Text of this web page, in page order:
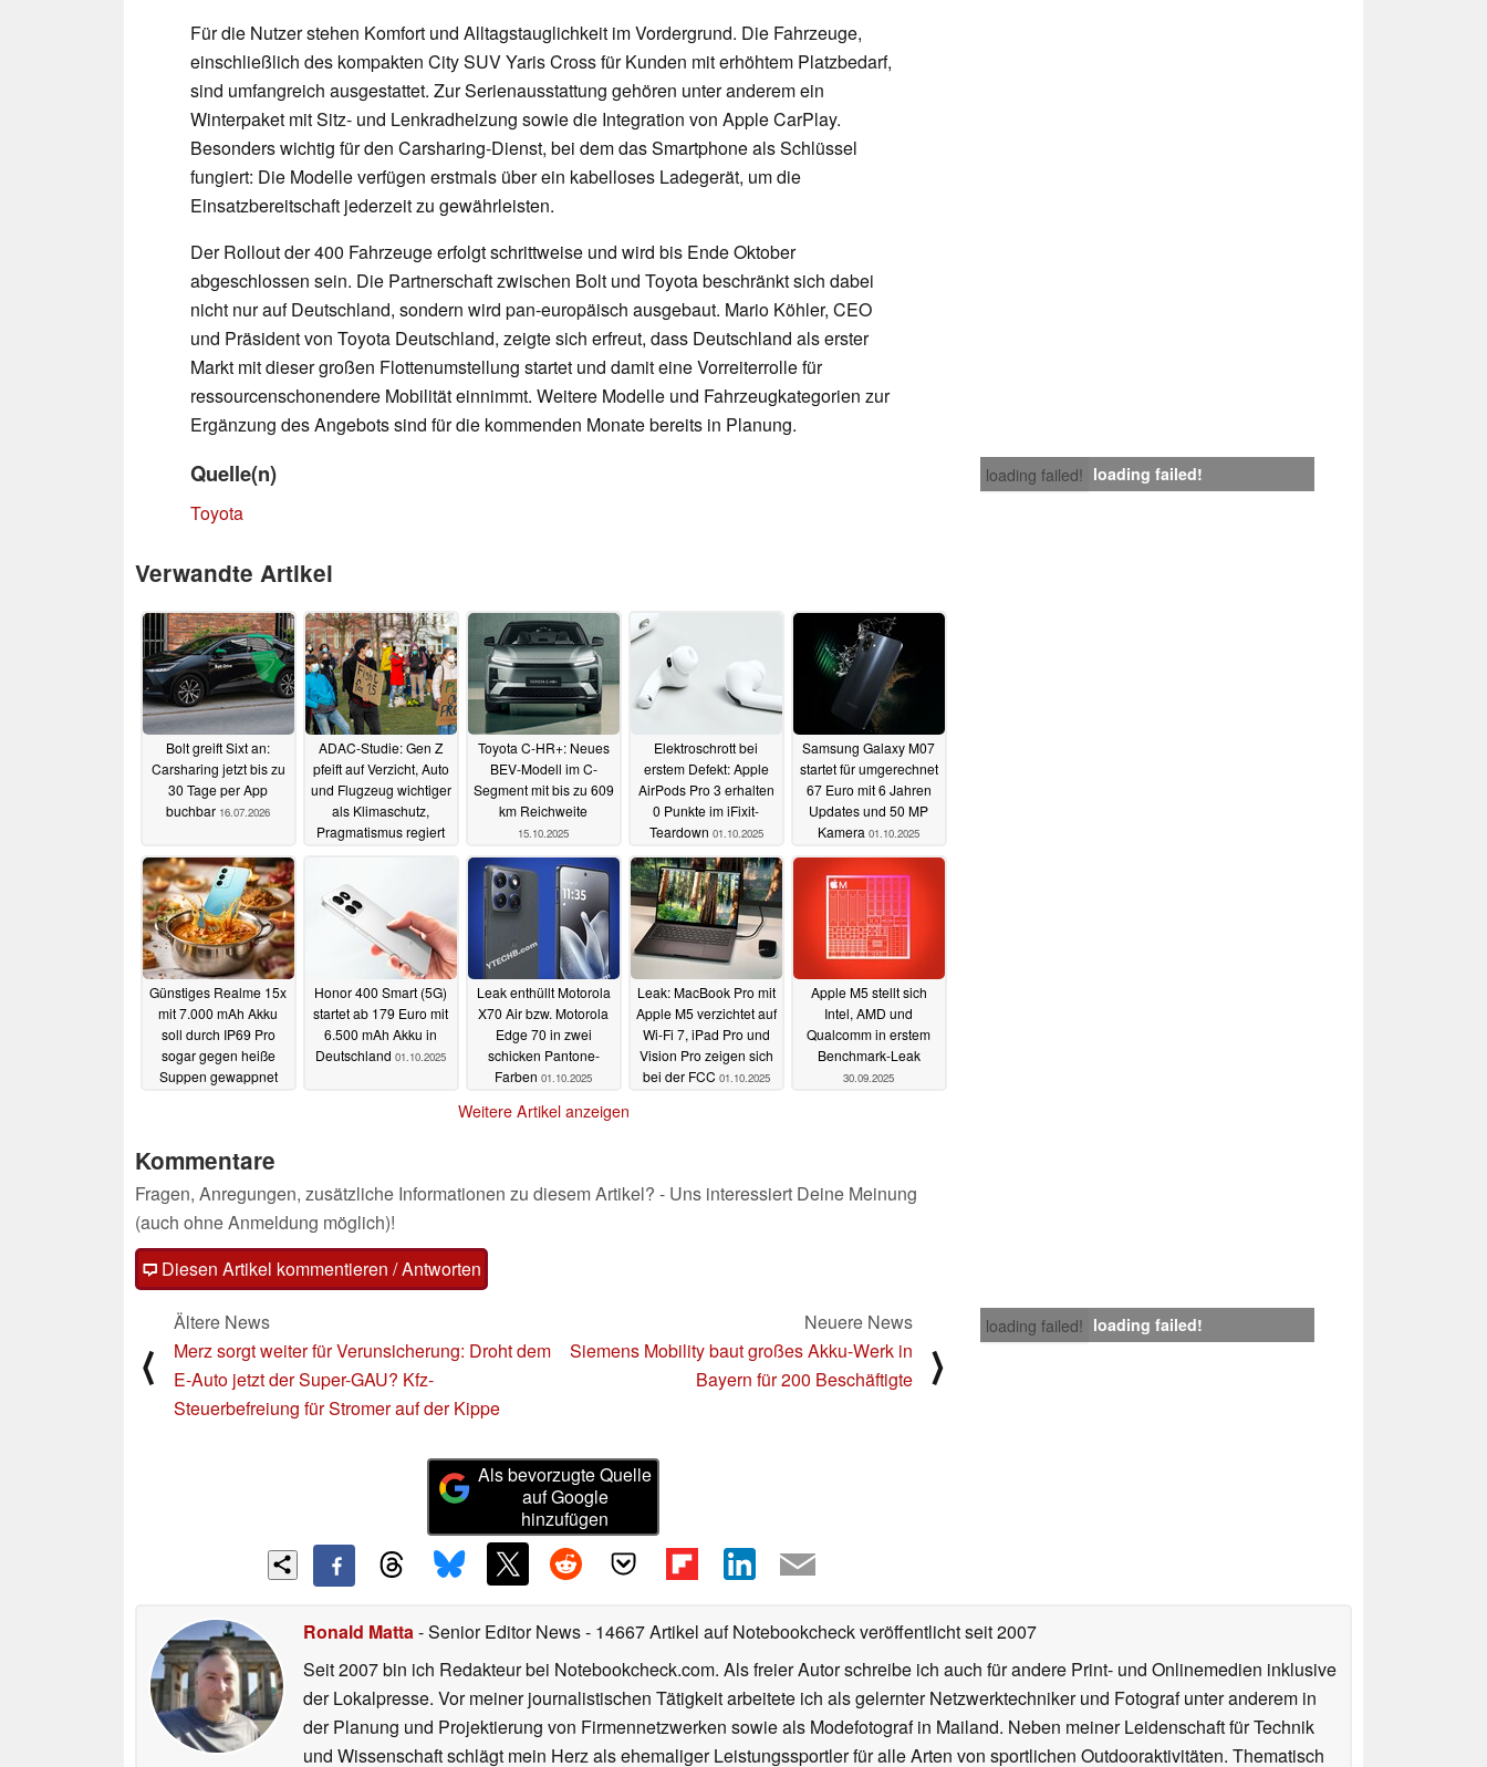
Für die Nutzer stehen Komfort und Alltagstauglichkeit im Vordergrund. Die Fahrzeuge,
einschließlich des kompakten City SUV Yaris Cross für Kunden mit erhöhtem Platzbedarf,
sind umfangreich ausgestattet. Zur Serienausstattung gehören unter anderem ein
Winterpaket mit Sitz- und Lenkradheizung sowie die Integration von Apple CarPlay.
Besonders wichtig für den Carsharing-Dienst, bei dem das Smartphone als Schlüssel
fungiert: Die Modelle verfügen erstmals über ein kabelloses Ladegerät, um die
Einsatzbereitschaft jederzeit zu gewährleisten.
Der Rollout der 400 Fahrzeuge erfolgt schrittweise und wird bis Ende Oktober
abgeschlossen sein. Die Partnerschaft zwischen Bolt und Toyota beschränkt sich dabei
nicht nur auf Deutschland, sondern wird pan-europäisch ausgebaut. Mario Köhler, CEO
und Präsident von Toyota Deutschland, zeigte sich erfreut, dass Deutschland als erster
Markt mit dieser großen Flottenumstellung startet und damit eine Vorreiterrolle für
ressourcenschonendere Mobilität einnimmt. Weitere Modelle und Fahrzeugkategorien zur
Ergänzung des Angebots sind für die kommenden Monate bereits in Planung.
loading failed! loading failed!
Quelle(n)
Toyota
Verwandte Artikel
Bolt greift Sixt an:
Carsharing jetzt bis zu
30 Tage per App
buchbar 16.07.2026
ADAC-Studie: Gen Z
pfeift auf Verzicht, Auto
und Flugzeug wichtiger
als Klimaschutz,
Pragmatismus regiert
Toyota C-HR+: Neues
BEV-Modell im C-
Segment mit bis zu 609
km Reichweite
15.10.2025
Elektroschrott bei
erstem Defekt: Apple
AirPods Pro 3 erhalten
0 Punkte im iFixit-
Teardown 01.10.2025
Samsung Galaxy M07
startet für umgerechnet
67 Euro mit 6 Jahren
Updates und 50 MP
Kamera 01.10.2025
Günstiges Realme 15x
mit 7.000 mAh Akku
soll durch IP69 Pro
sogar gegen heiße
Suppen gewappnet
Honor 400 Smart (5G)
startet ab 179 Euro mit
6.500 mAh Akku in
Deutschland 01.10.2025
Leak enthüllt Motorola
X70 Air bzw. Motorola
Edge 70 in zwei
schicken Pantone-
Farben 01.10.2025
Leak: MacBook Pro mit
Apple M5 verzichtet auf
Wi-Fi 7, iPad Pro und
Vision Pro zeigen sich
bei der FCC 01.10.2025
Apple M5 stellt sich
Intel, AMD und
Qualcomm in erstem
Benchmark-Leak
30.09.2025
Weitere Artikel anzeigen
Kommentare
Fragen, Anregungen, zusätzliche Informationen zu diesem Artikel? - Uns interessiert Deine Meinung
(auch ohne Anmeldung möglich)!
Diesen Artikel kommentieren / Antworten
loading failed! loading failed!
⟨
Ältere News
Merz sorgt weiter für Verunsicherung: Droht dem
E-Auto jetzt der Super-GAU? Kfz-
Steuerbefreiung für Stromer auf der Kippe
Neuere News
Siemens Mobility baut großes Akku-Werk in
Bayern für 200 Beschäftigte
⟩
Als bevorzugte Quelle
auf Google
hinzufügen
Ronald Matta- Senior Editor News- 14667 Artikel auf Notebookcheck veröffentlichtseit 2007
Seit 2007 bin ich Redakteur bei Notebookcheck.com. Als freier Autor schreibe ich auch für andere Print- und Onlinemedien inklusive
der Lokalpresse. Vor meiner journalistischen Tätigkeit arbeitete ich als gelernter Netzwerktechniker und Fotograf unter anderem in
der Planung und Projektierung von Firmennetzwerken sowie als Modefotograf in Mailand. Neben meiner Leidenschaft für Technik
und Wissenschaft schlägt mein Herz als ehemaliger Leistungssportler für alle Arten von sportlichen Outdooraktivitäten. Thematisch